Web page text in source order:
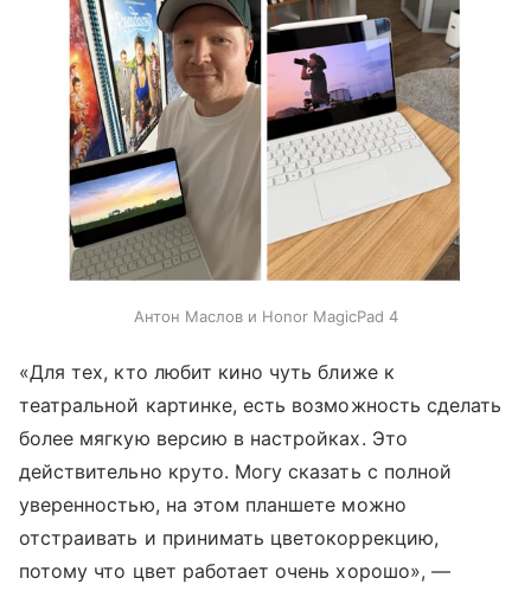
Антон Маслов и Honor MagicPad 4
«Для тех, кто любит кино чуть ближе к
театральной картинке, есть возможность сделать
более мягкую версию в настройках. Это
действительно круто. Могу сказать с полной
уверенностью, на этом планшете можно
отстраивать и принимать цветокоррекцию,
потому что цвет работает очень хорошо», —